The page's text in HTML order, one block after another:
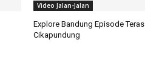
Video Jalan-Jalan
Explore Bandung Episode Teras
Cikapundung